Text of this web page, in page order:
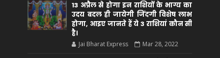
13 अप्रैल से होगा इन राशियों के भाग्य का
उदय बदल ही जायेगी जिंदगी विशेष लाभ
होगा, आइए जानते हैं ये 3 राशियां कौन सीं
है।
Jai Bharat Express Mar 28, 2022